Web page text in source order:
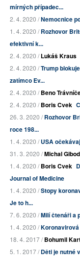
mírných případec...
2. 4. 2020 /Nemocnice
1. 4. 2020 /Rozhovor
efektivní k...
2. 4. 2020 /Lukáš Kraus
2. 4. 2020 /Trump
zatímco Ev...
2. 4. 2020 /Beno
2. 4. 2020 /Boris Cvek
26. 3. 2020 /Rozhovor
roce 198...
1. 4. 2020 /USA
31. 3. 2020 /Michal
1. 4. 2020 /Boris Cvek
Journal of Medicine
1. 4. 2020 /Stopy
Je to h...
7. 6. 2020 /Milí čtenáři a
1. 4. 2020 /
18. 4. 2017 /Bohumil
5. 1. 2017 /Děti je nutné